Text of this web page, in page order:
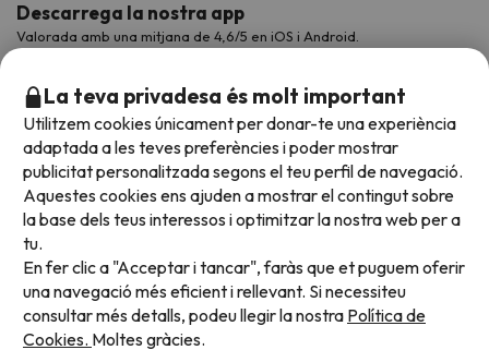
Descarrega la nostra app
Valorada amb una mitjana de 4,6/5 en iOS i Android.
Acceptem
La teva privadesa és molt important
Utilitzem cookies únicament per donar-te una experiència
adaptada a les teves preferències i poder mostrar
publicitat personalitzada segons el teu perfil de navegació.
Aquestes cookies ens ajuden a mostrar el contingut sobre
la base dels teus interessos i optimitzar la nostra web per a
tu.
En fer clic a "Acceptar i tancar", faràs que et puguem oferir
una navegació més eficient i rellevant. Si necessiteu
consultar més detalls, podeu llegir la nostra Política de
Cookies. Moltes gràcies.